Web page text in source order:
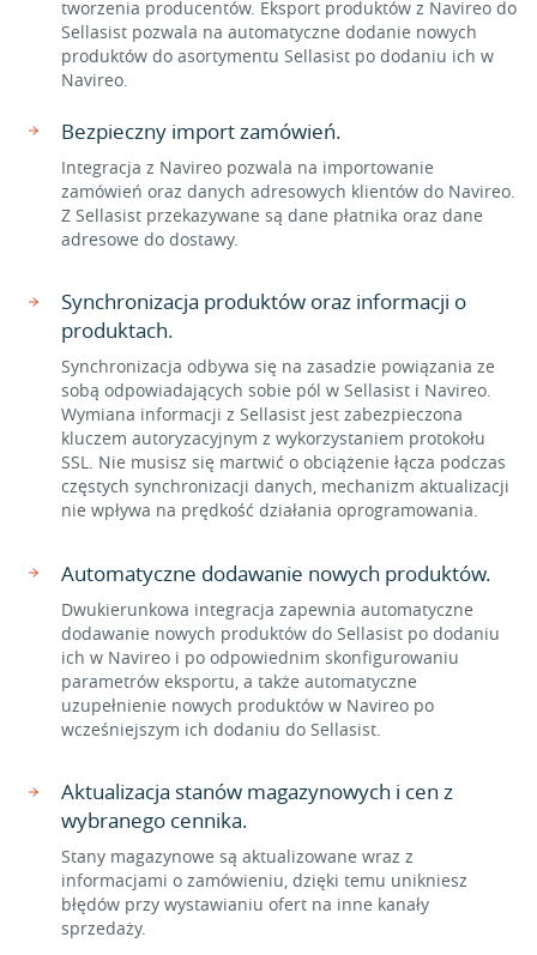
tworzenia producentów. Eksport produktów z Navireo do
Sellasist pozwala na automatyczne dodanie nowych
produktów do asortymentu Sellasist po dodaniu ich w
Navireo.
Bezpieczny import zamówień.
Integracja z Navireo pozwala na importowanie
zamówień oraz danych adresowych klientów do Navireo.
Z Sellasist przekazywane są dane płatnika oraz dane
adresowe do dostawy.
Synchronizacja produktów oraz informacji o
produktach.
Synchronizacja odbywa się na zasadzie powiązania ze
sobą odpowiadających sobie pól w Sellasist i Navireo.
Wymiana informacji z Sellasist jest zabezpieczona
kluczem autoryzacyjnym z wykorzystaniem protokołu
SSL. Nie musisz się martwić o obciążenie łącza podczas
częstych synchronizacji danych, mechanizm aktualizacji
nie wpływa na prędkość działania oprogramowania.
Automatyczne dodawanie nowych produktów.
Dwukierunkowa integracja zapewnia automatyczne
dodawanie nowych produktów do Sellasist po dodaniu
ich w Navireo i po odpowiednim skonfigurowaniu
parametrów eksportu, a także automatyczne
uzupełnienie nowych produktów w Navireo po
wcześniejszym ich dodaniu do Sellasist.
Aktualizacja stanów magazynowych i cen z
wybranego cennika.
Stany magazynowe są aktualizowane wraz z
informacjami o zamówieniu, dzięki temu unikniesz
błędów przy wystawianiu ofert na inne kanały
sprzedaży.